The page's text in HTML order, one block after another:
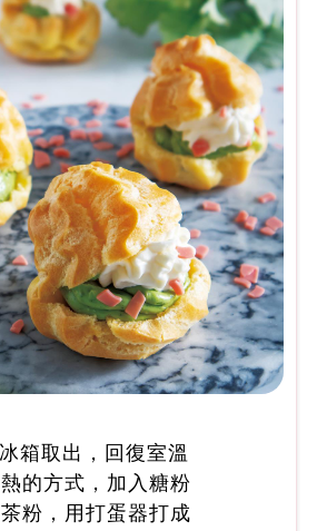
箱取出，回復室溫
的方式，加入糖粉
粉，用打蛋器打成